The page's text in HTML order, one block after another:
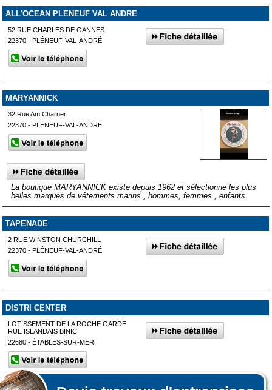
ALL'OCEAN PLENEUF VAL ANDRE
52 RUE CHARLES DE GANNES
22370 - PLÉNEUF-VAL-ANDRÉ
MARYANNICK
32 Rue Am Charner
22370 - PLÉNEUF-VAL-ANDRÉ
La boutique MARYANNICK existe depuis 1962 et sélectionne les plus
belles marques de vêtements marins , hommes, femmes , enfants.
TAPENADE
2 RUE WINSTON CHURCHILL
22370 - PLÉNEUF-VAL-ANDRÉ
DISTRI CENTER
LOTISSEMENT DE LA ROCHE GARDE
RUE ISLANDAIS BINIC
22680 - ÉTABLES-SUR-MER